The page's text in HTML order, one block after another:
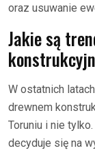
oraz usuwanie
Jakie są
W ostatnich
drewnem
Toruniu i nie
decyduje się na